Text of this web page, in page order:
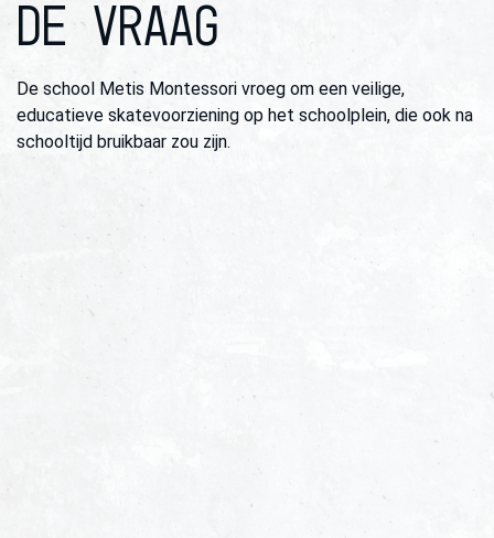
DE VRAAG
De school Metis Montessori vroeg om een veilige,
educatieve skatevoorziening op het schoolplein, die ook na
schooltijd bruikbaar zou zijn.